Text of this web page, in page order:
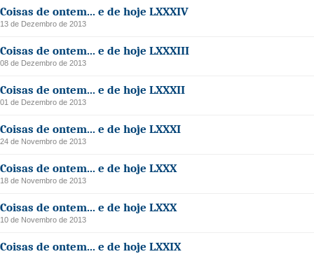
Coisas de ontem... e de hoje LXXXIV
13 de Dezembro de 2013
Coisas de ontem... e de hoje LXXXIII
08 de Dezembro de 2013
Coisas de ontem... e de hoje LXXXII
01 de Dezembro de 2013
Coisas de ontem... e de hoje LXXXI
24 de Novembro de 2013
Coisas de ontem... e de hoje LXXX
18 de Novembro de 2013
Coisas de ontem... e de hoje LXXX
10 de Novembro de 2013
Coisas de ontem... e de hoje LXXIX